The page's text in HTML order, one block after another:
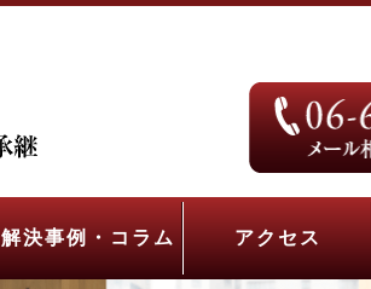
解決事例・コラム アクセス